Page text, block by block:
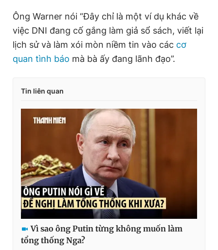
Ông Warner nói “Đây chỉ là một ví dụ khác về
việc DNI đang cố gắng làm giả sổ sách, viết lại
lịch sử và làm xói mòn niềm tin vào các cơ
quan tình báo mà bà ấy đang lãnh đạo”.
Tin liên quan
Vì sao ông Putin từng không muốn làm
tổng thống Nga?